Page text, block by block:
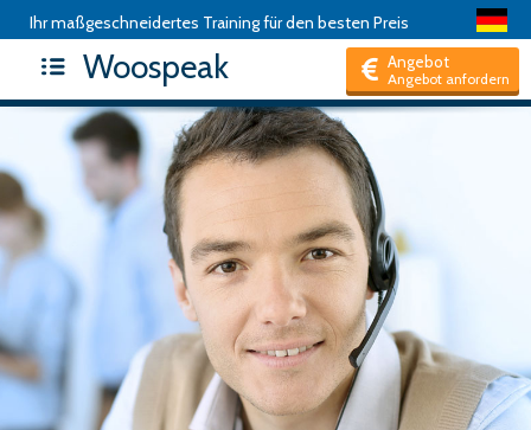
Ihr maßgeschneidertes Training für den besten Preis
Woospeak Angebot
Angebot anfordern